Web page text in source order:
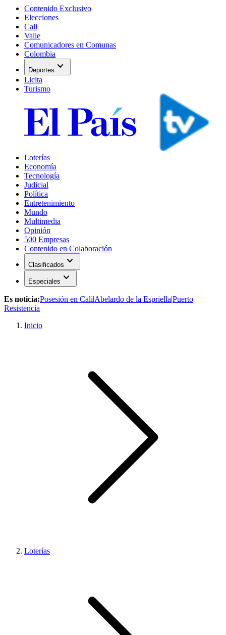
Contenido Exclusivo
Elecciones
Cali
Valle
Comunicadores en Comunas
Colombia
Deportes expand_more
Licita
Turismo
Loterías
Economía
Tecnología
Judicial
Política
Entretenimiento
Mundo
Multimedia
Opinión
500 Empresas
Contenido en Colaboración
Clasificados expand_more
Especiales expand_more
Es noticia:Posesión en Cali|Abelardo de la Espriella|Puerto
Resistencia
Inicio
Loterías